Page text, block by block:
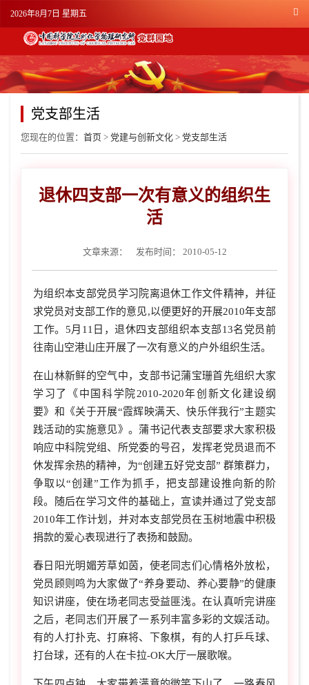
2026年8月7日 星期五
党支部生活
您现在的位置： 首页 > 党建与创新文化 > 党支部生活
退休四支部一次有意义的组织生
活
文章来源： 发布时间： 2010-05-12
为组织本支部党员学习院离退休工作文件精神，并征
求党员对支部工作的意见,以便更好的开展2010年支部
工作。5月11日，退休四支部组织本支部13名党员前
往南山空港山庄开展了一次有意义的户外组织生活。
在山林新鲜的空气中，支部书记蒲宝珊首先组织大家
学习了《中国科学院2010-2020年创新文化建设纲
要》和《关于开展“霞辉映满天、快乐伴我行”主题实
践活动的实施意见》。蒲书记代表支部要求大家积极
响应中科院党组、所党委的号召，发挥老党员退而不
休发挥余热的精神，为“创建五好党支部” 群策群力，
争取以“创建”工作为抓手，把支部建设推向新的阶
段。随后在学习文件的基础上，宣读并通过了党支部
2010年工作计划，并对本支部党员在玉树地震中积极
捐款的爱心表现进行了表扬和鼓励。
春日阳光明媚芳草如茵，使老同志们心情格外放松，
党员顾则鸣为大家做了“养身要动、养心要静”的健康
知识讲座，使在场老同志受益匪浅。在认真听完讲座
之后，老同志们开展了一系列丰富多彩的文娱活动。
有的人打扑克、打麻将、下象棋，有的人打乒乓球、
打台球，还有的人在卡拉-OK大厅一展歌喉。